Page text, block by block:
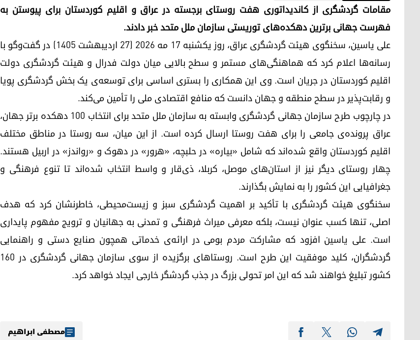
مقامات گردشگری از کاندیداتوری هفت روستای برجسته در عراق و اقلیم کوردستان برای پیوستن به
فهرست جهانی برترین دهکده‌های توریستی سازمان ملل متحد خبر دادند.
علی یاسین، سخنگوی هیئت گردشگری عراق، روز یکشنبه ۱۷ مه ۲۰۲۶ (۲۷ اردیبهشت ۱۴۰۵) در گفت‌وگو با
رسانه‌ها اعلام کرد که هماهنگی‌های مستمر و سطح بالایی میان دولت فدرال و هیئت گردشگری دولت
اقلیم کوردستان در جریان است. وی این همکاری را بستری اساسی برای توسعه‌ی یک بخش گردشگری پویا
و رقابت‌پذیر در سطح منطقه و جهان دانست که منافع اقتصادی ملی را تأمین می‌کند.
در چارچوب طرح سازمان جهانی گردشگری وابسته به سازمان ملل متحد برای انتخاب ۱۰۰ دهکده برتر جهان،
عراق پرونده‌ی جامعی را برای هفت روستا ارسال کرده است. از این میان، سه روستا در مناطق مختلف
اقلیم کوردستان واقع شده‌اند که شامل «بیاره» در حلبچه، «هرور» در دهوک و «رواندز» در اربیل هستند.
چهار روستای دیگر نیز از استان‌های موصل، کربلا، ذی‌قار و واسط انتخاب شده‌اند تا تنوع فرهنگی و
جغرافیایی این کشور را به نمایش بگذارند.
سخنگوی هیئت گردشگری با تأکید بر اهمیت گردشگری سبز و زیست‌محیطی، خاطرنشان کرد که هدف
اصلی، تنها کسب عنوان نیست، بلکه معرفی میراث فرهنگی و تمدنی به جهانیان و ترویج مفهوم پایداری
است. علی یاسین افزود که مشارکت مردم بومی در ارائه‌ی خدماتی همچون صنایع دستی و راهنمایی
گردشگران، کلید موفقیت این طرح است. روستاهای برگزیده از سوی سازمان جهانی گردشگری در ۱۶۰
کشور تبلیغ خواهند شد که این امر تحولی بزرگ در جذب گردشگر خارجی ایجاد خواهد کرد.
مصطفی ابراهیم